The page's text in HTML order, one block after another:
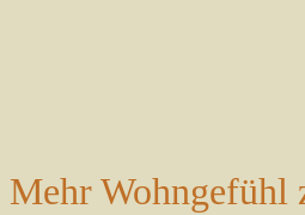
Mehr Wohngefühl